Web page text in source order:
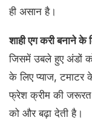
ही असान है।
शाही एग करी बनाने के
जिसमें उबले हुए अंडों
के लिए प्याज, टमाटर
फ्रेश क्रीम की
को और बढ़ा देती है।